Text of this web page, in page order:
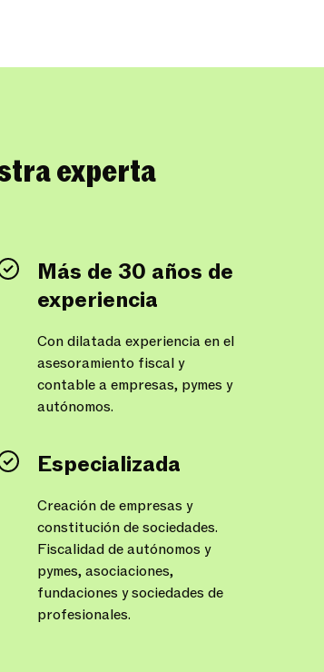
experta
Más de 30 años de
experiencia
Con dilatada experiencia en el
asesoramiento fiscal y
contable a empresas, pymes y
autónomos.
Especializada
Creación de empresas y
constitución de sociedades.
Fiscalidad de autónomos y
pymes, asociaciones,
fundaciones y sociedades de
profesionales.